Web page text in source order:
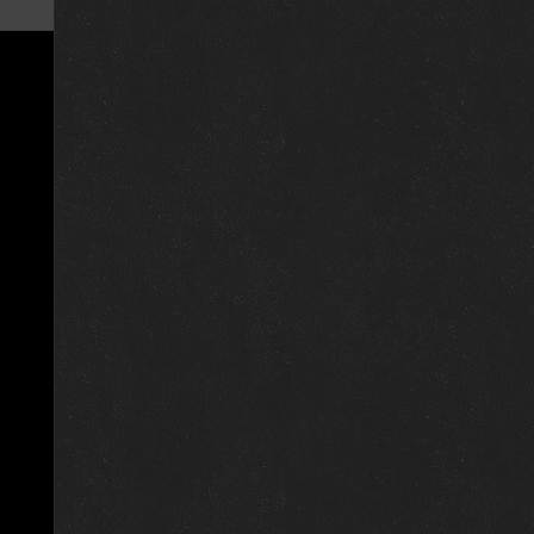
25 октября 2020
1 января 2020
1 января 2020